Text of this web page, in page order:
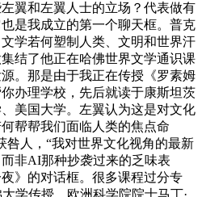
翼和左翼人士的立场？代表做有
是我成立的第一个聊天框。普克
学若何塑制人类、文明和世界汗
结了他正在哈佛世界文学通识课
。那是由于我正在传授《罗素姆
办理学校，先后就读于康斯坦茨
美国大学。左翼认为这是对文化
帮帮我们面临人类的焦点命
咎人，“我对世界文化视角的最新
非AI那种抄袭过来的乏味表
》的对话框。很多课程过分专
学传授、欧洲科学院院士马丁·